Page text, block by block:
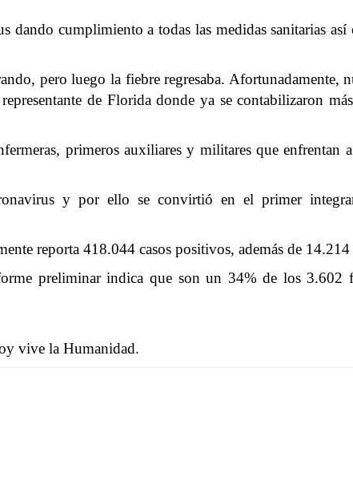
dando cumplimiento a todas las medidas sanitarias
pero luego la fiebre regresaba. Afortunadamente,
de Florida donde ya se contabilizaron
primeros auxiliares y militares que enfrentan
y por ello se convirtió en el primer
reporta 418.044 casos positivos, además de
preliminar indica que son un 34% de los 3.602
vive la Humanidad.